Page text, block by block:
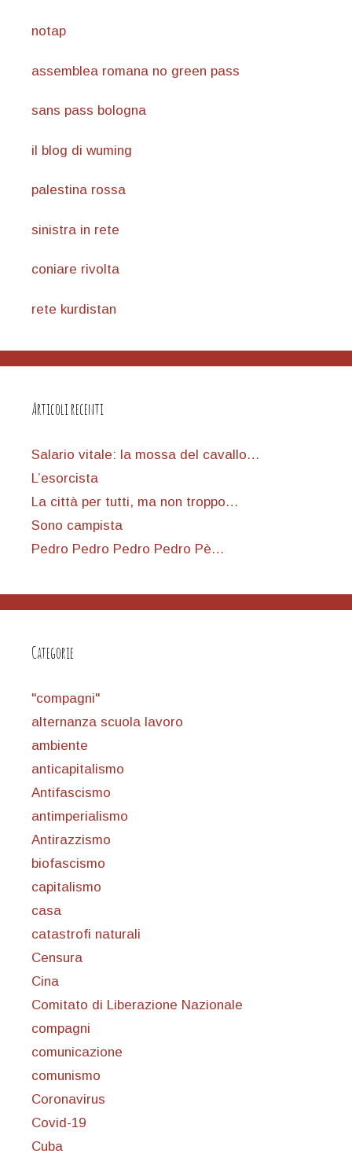
notap
assemblea romana no green pass
sans pass bologna
il blog di wuming
palestina rossa
sinistra in rete
coniare rivolta
rete kurdistan
Articoli recenti
Salario vitale: la mossa del cavallo…
L’esorcista
La città per tutti, ma non troppo…
Sono campista
Pedro Pedro Pedro Pedro Pè…
Categorie
"compagni"
alternanza scuola lavoro
ambiente
anticapitalismo
Antifascismo
antimperialismo
Antirazzismo
biofascismo
capitalismo
casa
catastrofi naturali
Censura
Cina
Comitato di Liberazione Nazionale
compagni
comunicazione
comunismo
Coronavirus
Covid-19
Cuba